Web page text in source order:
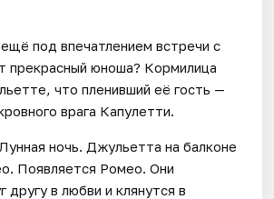
под впечатлением встречи с
прекрасный юноша? Кормилица
что пленивший её гость —
врага Капулетти.
ночь. Джульетта на балконе
Появляется Ромео. Они
другу в любви и клянутся в